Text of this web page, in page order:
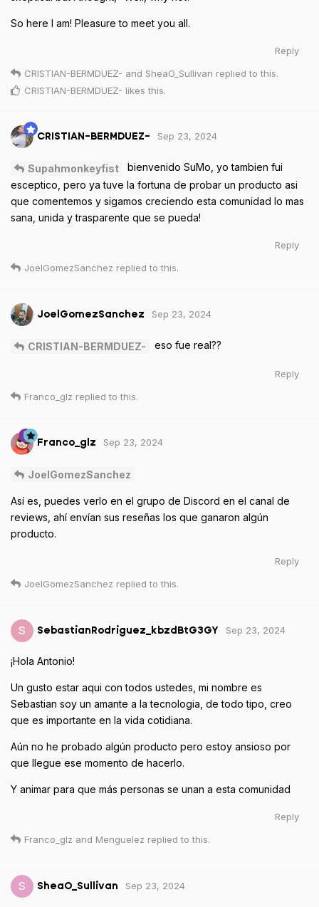
So here I am! Pleasure to meet you all.
Reply
CRISTIAN-BERMDUEZ- and SheaO_Sullivan replied to this.
CRISTIAN-BERMDUEZ- likes this.
CRISTIAN-BERMDUEZ- Sep 23, 2024
Supahmonkeyfist
bienvenido SuMo, yo tambien fui
esceptico, pero ya tuve la fortuna de probar un producto asi
que comentemos y sigamos creciendo esta comunidad lo mas
sana, unida y trasparente que se pueda!
Reply
JoelGomezSanchez replied to this.
JoelGomezSanchez Sep 23, 2024
CRISTIAN-BERMDUEZ- eso fue real??
Reply
Franco_glz replied to this.
Franco_glz Sep 23, 2024
JoelGomezSanchez
Así es, puedes verlo en el grupo de Discord en el canal de
reviews, ahí envían sus reseñas los que ganaron algún
producto.
Reply
JoelGomezSanchez replied to this.
S SebastianRodriguez_kbzdBtG3GY Sep 23, 2024
¡Hola Antonio!
Un gusto estar aqui con todos ustedes, mi nombre es
Sebastian soy un amante a la tecnologia, de todo tipo, creo
que es importante en la vida cotidiana.
Aún no he probado algún producto pero estoy ansioso por
que llegue ese momento de hacerlo.
Y animar para que más personas se unan a esta comunidad
Reply
Franco_glz and Menguelez replied to this.
S SheaO_Sullivan Sep 23, 2024